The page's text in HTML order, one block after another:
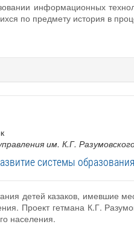
информационных
по предмету история в
им. К.Г.
системы образования
детей казаков, имевшие
Проект гетмана К.Г.
населения.